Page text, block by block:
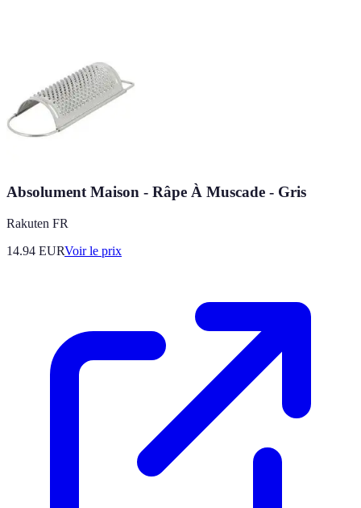
Absolument Maison - Râpe À Muscade - Gris
Rakuten FR
14.94 EURVoir le prix